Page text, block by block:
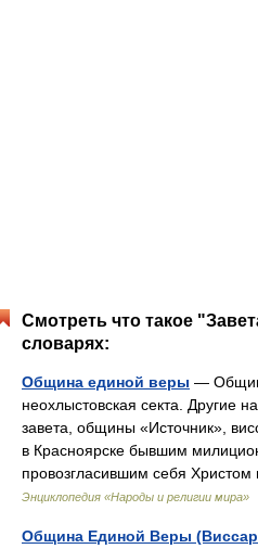
Смотреть что такое
словарях:
Община единой веры —
неохлыстовская секта. Другие
завета, общины «Источник»,
в Красноярске бывшим
провозгласившим себя
Энциклопедия «Народы и религии мира»
Община Единой Веры